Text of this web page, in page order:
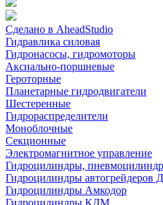
Сделано в AheadStudio
Гидравлика силовая
Гидронасосы, гидромоторы
Аксиально-поршневые
Героторные
Планетарные гидродвигатели
Шестеренные
Гидрораспределители
Моноблочные
Секционные
Электромагнитное управление
Гидроцилиндры,
Гидроцилиндры автогрейдеров
Гидроцилиндры Амкодор